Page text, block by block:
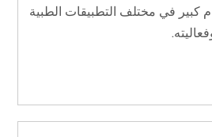
كبير في مختلف التطبيقات الطبية